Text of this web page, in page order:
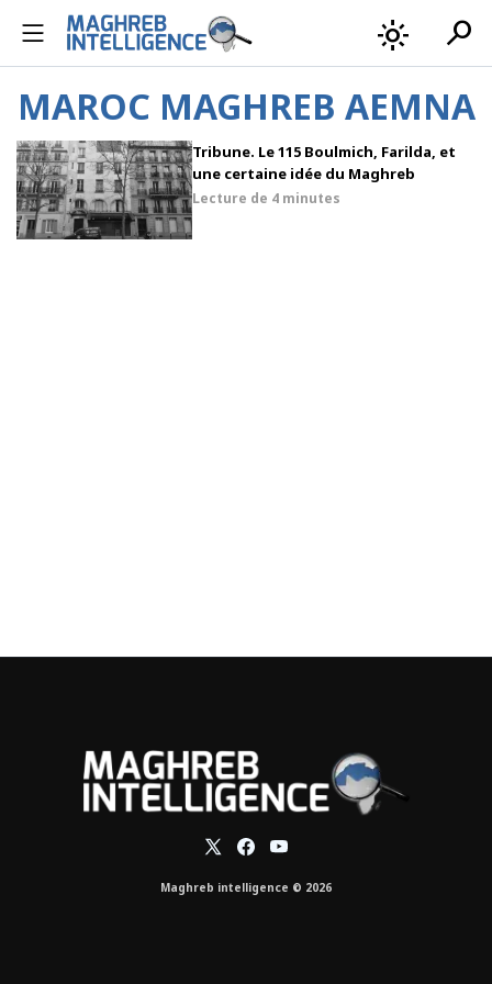
light_mode search
MAROC MAGHREB AEMNA
Tribune. Le 115 Boulmich, Farilda, et
une certaine idée du Maghreb
Lecture de 4 minutes
Maghreb intelligence © 2026